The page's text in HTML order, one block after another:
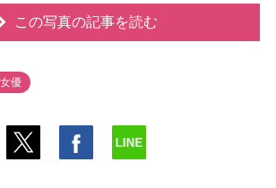
この写真の記事を読む
優